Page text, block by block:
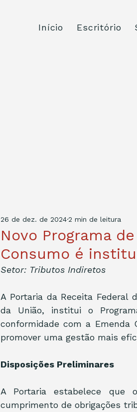
Início Escritório
Novo Programa
Consumo é
26 de dez. de 20242 min de leitura
Setor: Tributos Indiretos
A Portaria da Receita Federal
da União, institui o
conformidade com a Emenda
promover uma gestão mais
Disposições Preliminares
A Portaria estabelece que
cumprimento de obrigações